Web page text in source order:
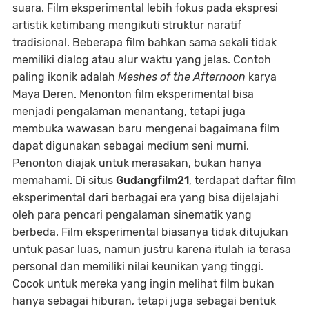
suara. Film eksperimental lebih fokus pada ekspresi
artistik ketimbang mengikuti struktur naratif
tradisional. Beberapa film bahkan sama sekali tidak
memiliki dialog atau alur waktu yang jelas. Contoh
paling ikonik adalah Meshes of the Afternoon karya
Maya Deren. Menonton film eksperimental bisa
menjadi pengalaman menantang, tetapi juga
membuka wawasan baru mengenai bagaimana film
dapat digunakan sebagai medium seni murni.
Penonton diajak untuk merasakan, bukan hanya
memahami. Di situs Gudangfilm21, terdapat daftar film
eksperimental dari berbagai era yang bisa dijelajahi
oleh para pencari pengalaman sinematik yang
berbeda. Film eksperimental biasanya tidak ditujukan
untuk pasar luas, namun justru karena itulah ia terasa
personal dan memiliki nilai keunikan yang tinggi.
Cocok untuk mereka yang ingin melihat film bukan
hanya sebagai hiburan, tetapi juga sebagai bentuk